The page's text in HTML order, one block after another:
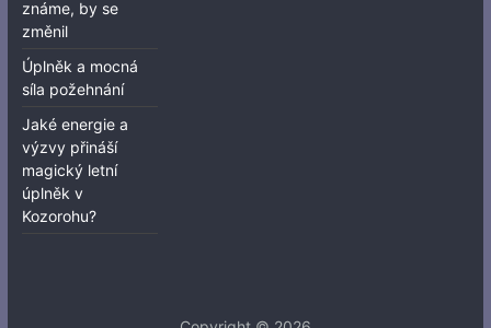
známe, by se
změnil
Úplněk a mocná
síla požehnání
Jaké energie a
výzvy přináší
magický letní
úplněk v
Kozorohu?